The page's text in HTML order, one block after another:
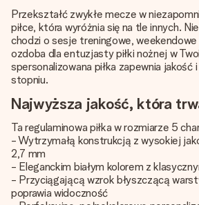
Przekształć zwykłe mecze w
piłce, która wyróżnia się na tle innych.
chodzi o sesje treningowe,
ozdoba dla entuzjasty piłki nożnej w
spersonalizowana piłka zapewnia jakość
stopniu.
Najwyższa jakość, która
Ta regulaminowa piłka w rozmiarze 5
- Wytrzymałą konstrukcją z wysokiej
2,7 mm
- Eleganckim białym kolorem z
- Przyciągającą wzrok błyszczącą
poprawia widoczność